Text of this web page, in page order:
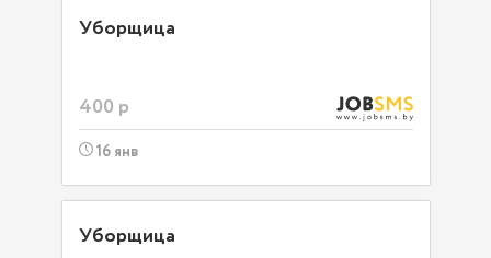
Уборщица
400 р
16 янв
Уборщица